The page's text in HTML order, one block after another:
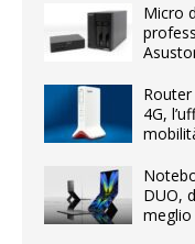
Micro
4G,
DUO,
meglio